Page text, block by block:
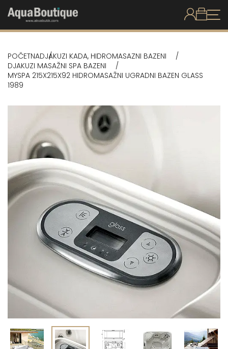
POČETNADJAKUZI KADA, HIDROMASAZNI BAZENI
DJAKUZI MASAŽNI SPA BAZENI
MYSPA 215X215X92 HIDROMASAŽNI UGRADNI BAZEN GLASS
1989